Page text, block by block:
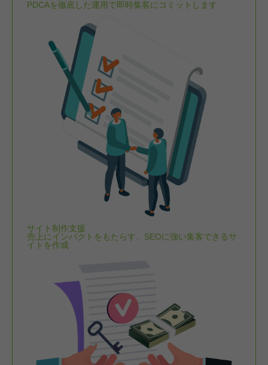
PDCAを徹底した運用で即時集客にコミットします
サイト制作支援
売上にインパクトをもたらす、SEOに強い集客できるサ
イトを作成